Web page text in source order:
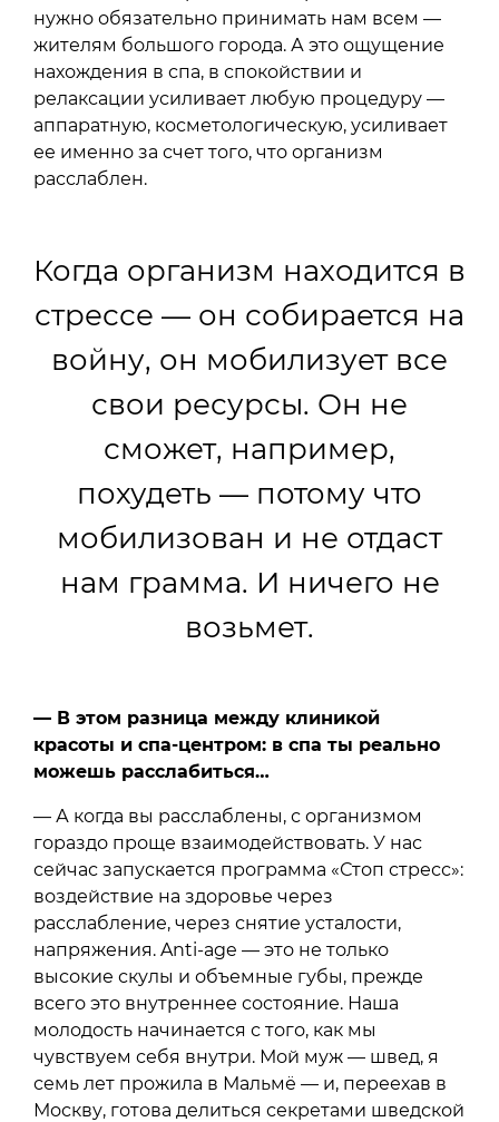
нужно обязательно принимать нам всем —
жителям большого города. А это ощущение
нахождения в спа, в спокойствии и
релаксации усиливает любую процедуру —
аппаратную, косметологическую, усиливает
ее именно за счет того, что организм
расслаблен.
Когда организм находится в
стрессе — он собирается на
войну, он мобилизует все
свои ресурсы. Он не
сможет, например,
похудеть — потому что
мобилизован и не отдаст
нам грамма. И ничего не
возьмет.
— В этом разница между клиникой
красоты и спа-центром: в спа ты реально
можешь расслабиться…
— А когда вы расслаблены, с организмом
гораздо проще взаимодействовать. У нас
сейчас запускается программа «Стоп стресс»:
воздействие на здоровье через
расслабление, через снятие усталости,
напряжения. Anti-age — это не только
высокие скулы и объемные губы, прежде
всего это внутреннее состояние. Наша
молодость начинается с того, как мы
чувствуем себя внутри. Мой муж — швед, я
семь лет прожила в Мальмё — и, переехав в
Москву, готова делиться секретами шведской